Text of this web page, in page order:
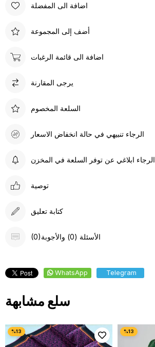
اضافة الى المفضلة
أضف إلى المجموعة
اضافة الى قائمة الرغبات
يرجى المقارنة
السلعة المخصوم
الرجاء تنبيهي في حالة انخفاض الاسعار
الرجاء ابلاغي عن توفر السلعة في المخزن
توصية
كتابة تعليق
(0)الأسئلة (0) والأجوبة
WhatsApp Telegram
سلع مشابهة